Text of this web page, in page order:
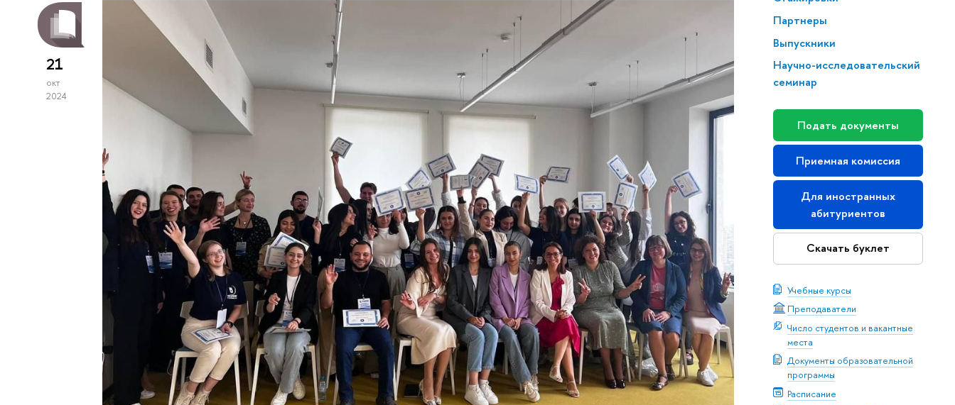
Партнеры
Выпускники
Научно-исследовательский
семинар
Подать документы
Приемная комиссия
Для иностранных
абитуриентов
Скачать буклет
Учебные курсы
Преподаватели
Число студентов и вакантные
места
Документы образовательной
программы
Расписание
21
окт
2024